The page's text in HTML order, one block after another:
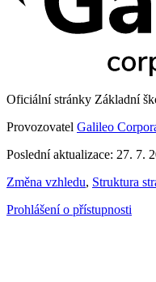
Oficiální stránky Základní
Provozovatel Galileo
Poslední aktualizace: 27. 7.
Změna vzhledu, Struktura
Prohlášení o přístupnosti